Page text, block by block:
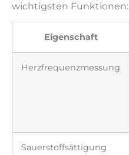
wichtigsten Funktionen:
Eigenschaft
Herzfrequenzmessung
Sauerstoffsättigung